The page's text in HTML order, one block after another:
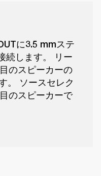
に3.5 mmステ
続します。 リー
のスピーカーの
。 ソースセレク
のスピーカーで